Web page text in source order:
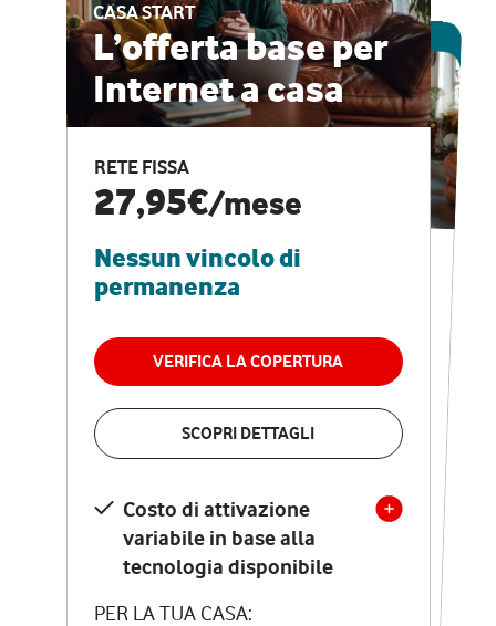
CASA START
L’offerta base per
Internet a casa
RETE FISSA
27,95€/mese
Nessun vincolo di
permanenza
VERIFICA LA COPERTURA
SCOPRI DETTAGLI
Costo di attivazione
variabile in base alla
tecnologia disponibile
PER LA TUA CASA:
ESCLUSIVA ONLINE
CASA PRO
Internet veloce e
vantaggi speciali
RETE FISSA + VODAFONE CLUB
29,95€
permanenza
VERIFICA LA COPERTURA
Costo di attivazione
variabile in base alla
tecnologia disponibile
PER LA TUA CASA: